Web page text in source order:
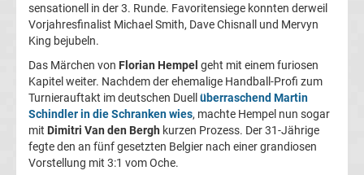
Liga
Ergebnisse
3.
Liga
sensationell in der 3. Runde. Favoritensiege konnten derweil
Vorjahresfinalist Michael Smith, Dave Chisnall und Mervyn
King bejubeln.
Das Märchen von Florian Hempel geht mit einem furiosen
Kapitel weiter. Nachdem der ehemalige Handball-Profi zum
Turnierauftakt im deutschen Duellüberraschend Martin
Schindler in die Schranken wies, machte Hempel nun sogar
mit Dimitri Van den Bergh kurzen Prozess. Der 31-Jährige
fegte den an fünf gesetzten Belgier nach einer grandiosen
Vorstellung mit 3:1 vom Oche.